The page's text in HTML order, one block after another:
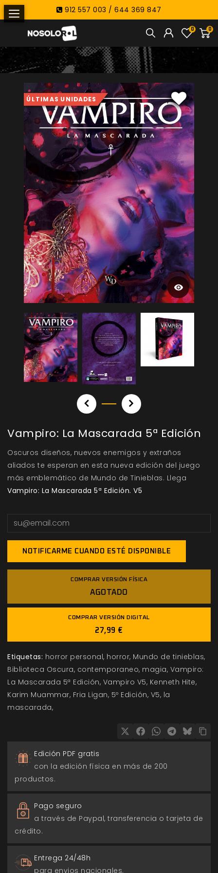
912 557 003 / 644 369 847
0
0
ÚLTIMAS UNIDADES
Vampiro: La Mascarada 5ª Edición
Oscuros diseños, nuevos enemigos y extraños
aliados te esperan en esta nueva edición del juego
más emblemático de Mundo de Tinieblas. Llega
Vampiro: La Mascarada 5ª Edición. V5
NOTIFICARME CUANDO ESTÉ DISPONIBLE
COMPRAR VERSIÓN FÍSICA
AGOTADO
COMPRAR VERSIÓN DIGITAL
27,99 €
Etiquetas: horror personal horror Mundo de tinieblas
Biblioteca Oscura contemporaneo magia Vampiro:
La Mascarada 5ª Edición Vampiro V5 Kenneth Hite
Karim Muammar Fria Ligan 5º Edición V5 la
mascarada
Edición PDF gratis
con la edición física en más de 200
productos.
Pago seguro
a través de Paypal, transferencia o tarjeta de
crédito.
Entrega 24/48h
para envios nacionales.